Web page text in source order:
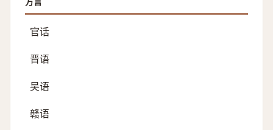
官话
晋语
吴语
赣语